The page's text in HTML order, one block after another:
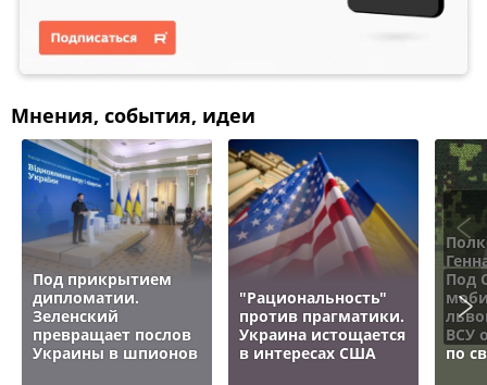
Мнения, события, идеи
Под прикрытием
дипломатии.
Зеленский
превращает послов
Украины в шпионов
"Рациональность"
против прагматики.
Украина истощается
в интересах США
Под
ВСУ
по